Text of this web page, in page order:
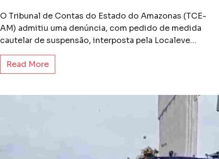
O Tribunal de Contas do Estado do Amazonas (TCE-
AM) admitiu uma denúncia, com pedido de medida
cautelar de suspensão, interposta pela Localeve…
Read More